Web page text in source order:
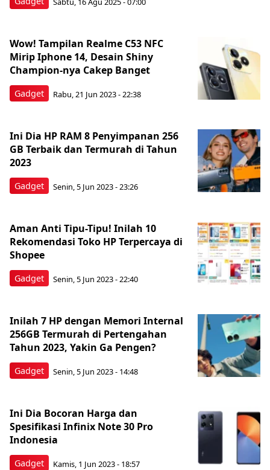
Gadget
Wow! Tampilan Realme C53 NFC
Mirip Iphone 14, Desain Shiny
Champion-nya Cakep Banget
Rabu, 21 Jun 2023 - 22:38
Gadget
Ini Dia HP RAM 8 Penyimpanan 256
GB Terbaik dan Termurah di Tahun
2023
Senin, 5 Jun 2023 - 23:26
Gadget
Aman Anti Tipu-Tipu! Inilah 10
Rekomendasi Toko HP Terpercaya di
Shopee
Senin, 5 Jun 2023 - 22:40
Gadget
Inilah 7 HP dengan Memori Internal
256GB Termurah di Pertengahan
Tahun 2023, Yakin Ga Pengen?
Senin, 5 Jun 2023 - 14:48
Gadget
Ini Dia Bocoran Harga dan
Spesifikasi Infinix Note 30 Pro
Indonesia
Kamis, 1 Jun 2023 - 18:57